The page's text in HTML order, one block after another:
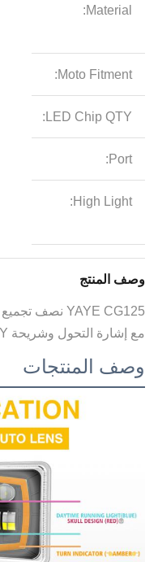
Material:
Moto Fitment:
LED Chip QTY:
Port:
High Light:
وصف المنتج
مع إشارة التحول وشريحة 18LED QTY
وصف المنتجات